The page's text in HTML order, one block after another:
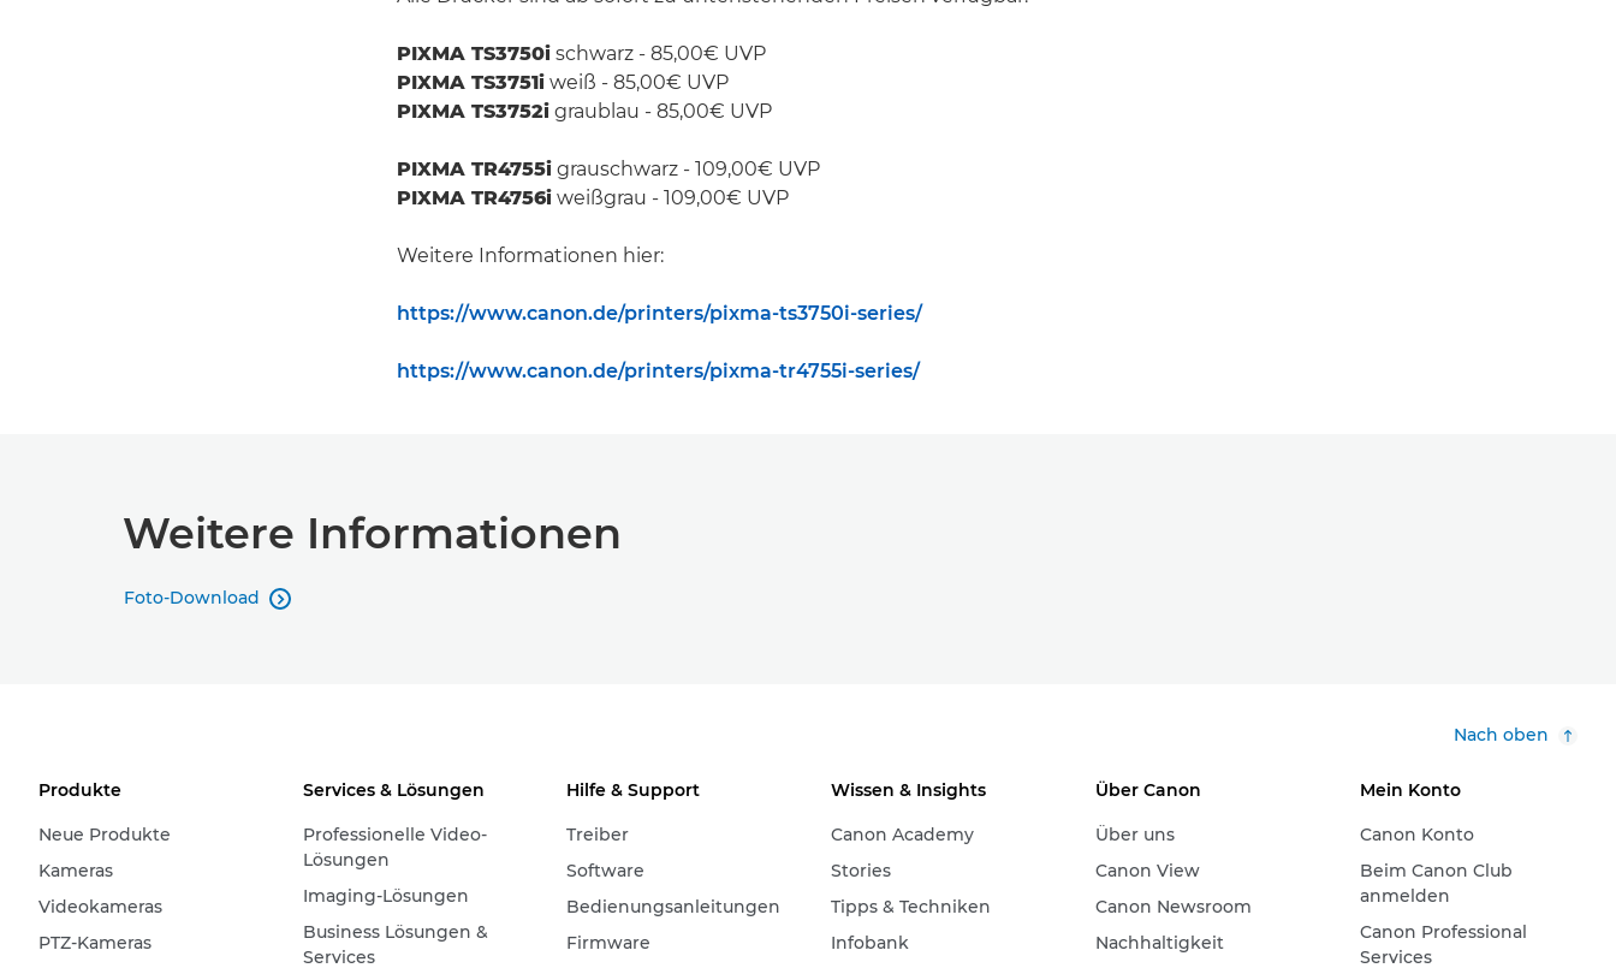
PIXMA TS3750i schwarz - 85,00€ UVP
PIXMA TS3751i weiß - 85,00€ UVP
PIXMA TS3752i graublau - 85,00€ UVP
PIXMA TR4755i grauschwarz - 109,00€ UVP
PIXMA TR4756i weißgrau - 109,00€ UVP
Weitere Informationen hier:
https://www.canon.de/printers/pixma-ts3750i-series/
https://www.canon.de/printers/pixma-tr4755i-series/
Weitere Informationen
Foto-Download 
Nach oben
Produkte
Neue Produkte
Kameras
Videokameras
PTZ-Kameras
Services & Lösungen
Professionelle Video-
Lösungen
Imaging-Lösungen
Business Lösungen &
Services
Hilfe & Support
Treiber
Software
Bedienungsanleitungen
Firmware
Wissen & Insights
Canon Academy
Stories
Tipps & Techniken
Infobank
Über Canon
Über uns
Canon View
Canon Newsroom
Nachhaltigkeit
Mein Konto
Canon Konto
Beim Canon Club
anmelden
Canon Professional
Services